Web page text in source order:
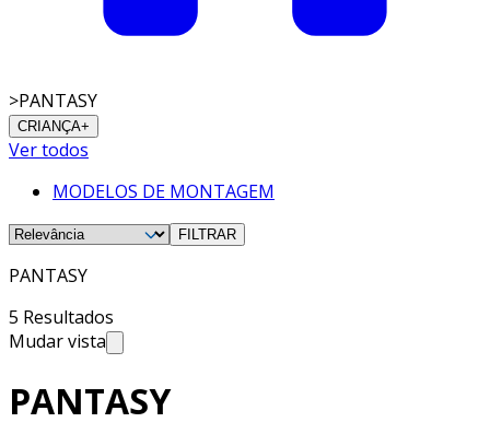
>PANTASY
CRIANÇA+
Ver todos
MODELOS DE MONTAGEM
FILTRAR
PANTASY
5 Resultados
Mudar vista
PANTASY